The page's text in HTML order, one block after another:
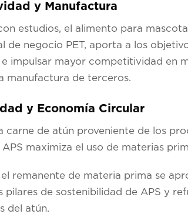
y Manufactura
estudios, el alimento para
de negocio PET, aporta a los
impulsar mayor competitividad en
manufactura de terceros.
y Economía Circular
carne de atún proveniente de los
maximiza el uso de materias
el remanente de materia prima se
pilares de sostenibilidad de APS y
del atún.